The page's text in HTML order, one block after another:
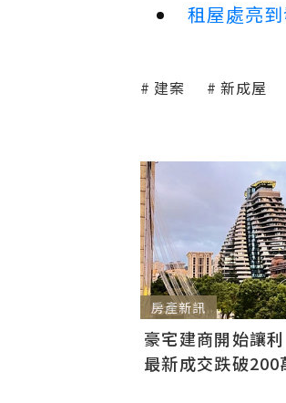
租屋處亮
建案 新成屋
房產新訊
豪宅建商開始讓
最新成交跌破200